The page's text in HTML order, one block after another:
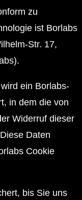
zu
ist Borlabs
Str. 17,
ein Borlabs-
in dem die von
Widerruf dieser
Daten
Cookie
bis Sie uns